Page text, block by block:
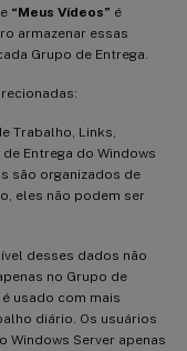
e “Meus Vídeos” é
armazenar essas
Grupo de Entrega.
Trabalho, Links,
de Entrega do Windows
são organizados de
eles não podem ser
desses dados não
no Grupo de
é usado com mais
diário. Os usuários
Windows Server apenas